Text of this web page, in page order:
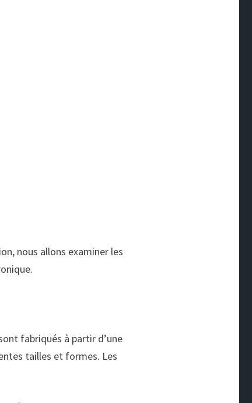
nous allons examiner les
fabriqués à partir d’une
tailles et formes. Les